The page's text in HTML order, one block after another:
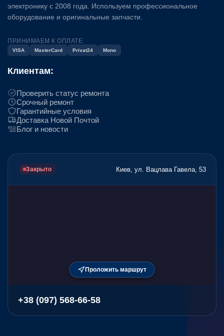
электронику с 2008 года. Используем профессиональное
оборудование и оригинальные запчасти.
ПРИНИМАЕМ К ОПЛАТЕ:
VISA MasterCard Privat24 Mono
Клиентам:
Проверить статус ремонта
Срочный ремонт
Гарантийные условия
Доставка Новой Почтой
Блог и новости
Закрыто Киев, ул. Вацлава Гавела, 53
Проложить маршрут
+38 (097) 568-66-58